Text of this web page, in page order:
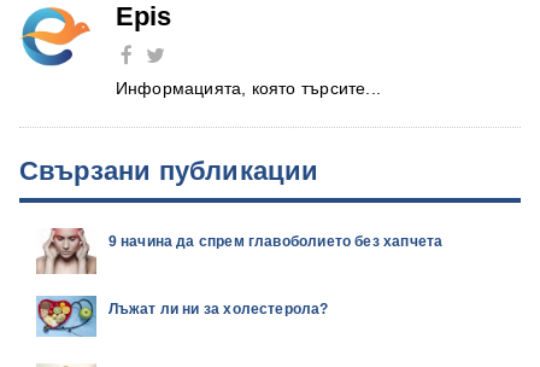
Epis
Информацията, която търсите...
Свързани публикации
9 начина да спрем главоболието без хапчета
Лъжат ли ни за холестерола?